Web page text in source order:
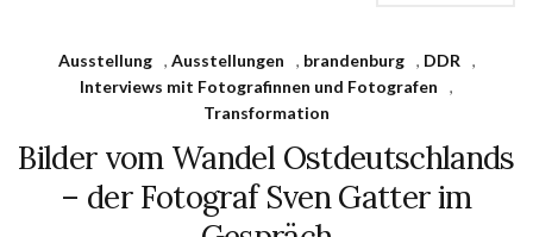
Ausstellung , Ausstellungen , brandenburg , DDR
,
Interviews mit Fotografinnen und Fotografen
,
Transformation
Bilder vom Wandel Ostdeutschlands
– der Fotograf Sven Gatter im